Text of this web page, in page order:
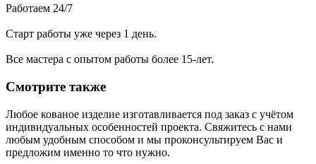
Работаем 24/7
Старт работы уже через 1 день.
Все мастера с опытом работы более 15-лет.
Смотрите также
Любое кованое изделие изготавливается под заказ с учётом
индивидуальных особенностей проекта. Свяжитесь с нами
любым удобным способом и мы проконсультируем Вас и
предложим именно то что нужно.